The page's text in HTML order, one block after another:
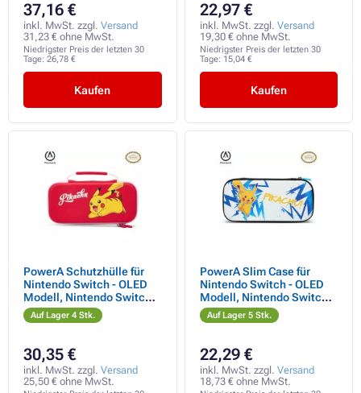
37,16 €
inkl. MwSt. zzgl. Versand
31,23 € ohne MwSt.
Niedrigster Preis der letzten 30
Tage: 26,78 €
Kaufen
22,97 €
inkl. MwSt. zzgl. Versand
19,30 € ohne MwSt.
Niedrigster Preis der letzten 30
Tage: 15,04 €
Kaufen
PowerA Schutzhülle für
Nintendo Switch - OLED
Modell, Nintendo Switch
und Nintendo Switch Lite -
Pikachu Playday
Auf Lager 4 Stk.
30,35 €
inkl. MwSt. zzgl. Versand
25,50 € ohne MwSt.
PowerA Slim Case für
Nintendo Switch - OLED
Modell, Nintendo Switch
oder Nintendo Switch Lite
- Pikachu Hochspannung
Auf Lager 5 Stk.
22,29 €
inkl. MwSt. zzgl. Versand
18,73 € ohne MwSt.